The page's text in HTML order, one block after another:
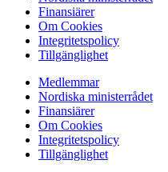
Finansiärer
Om Cookies
Integritetspolicy
Tillgänglighet
Medlemmar
Nordiska ministerrådet
Finansiärer
Om Cookies
Integritetspolicy
Tillgänglighet